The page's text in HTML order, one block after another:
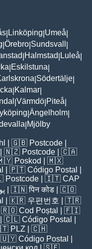
Linköping Umeå
Örebro Sundsvall
Halmstad Luleå
Eskilstuna
Södertälje
Kalmar
Värmdö Piteå
Ängelholm
Mjölby
| 🇬🇧 Postcode
| 🇳🇿 Postcode | 🇨🇦
Poskod
| 🇲🇽
| 🇵🇹 Código Postal
Postcode | 🇮🇹 CAP
| 🇮🇳पिन कोड | 🇨🇴
| 🇰🇷 우편번호
| 🇹🇷
🇷🇴 Cod Poștal
| 🇫🇮
| 🇨🇱 Código Postal
PLZ | 🇨🇭
🇺🇾 Código Postal